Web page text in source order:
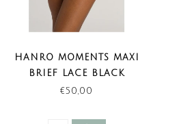
HANRO MOMENTS MAXI
BRIEF LACE BLACK
€50,00